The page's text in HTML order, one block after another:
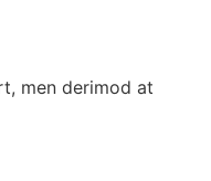
men derimod at